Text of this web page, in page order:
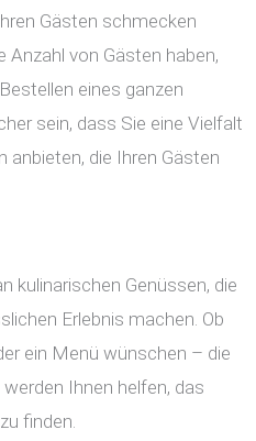
Gästen schmecken
Anzahl von Gästen haben,
eines ganzen
sein, dass Sie eine Vielfalt
die Ihren Gästen
kulinarischen Genüssen, die
Erlebnis machen. Ob
ein Menü wünschen – die
Ihnen helfen, das
finden.